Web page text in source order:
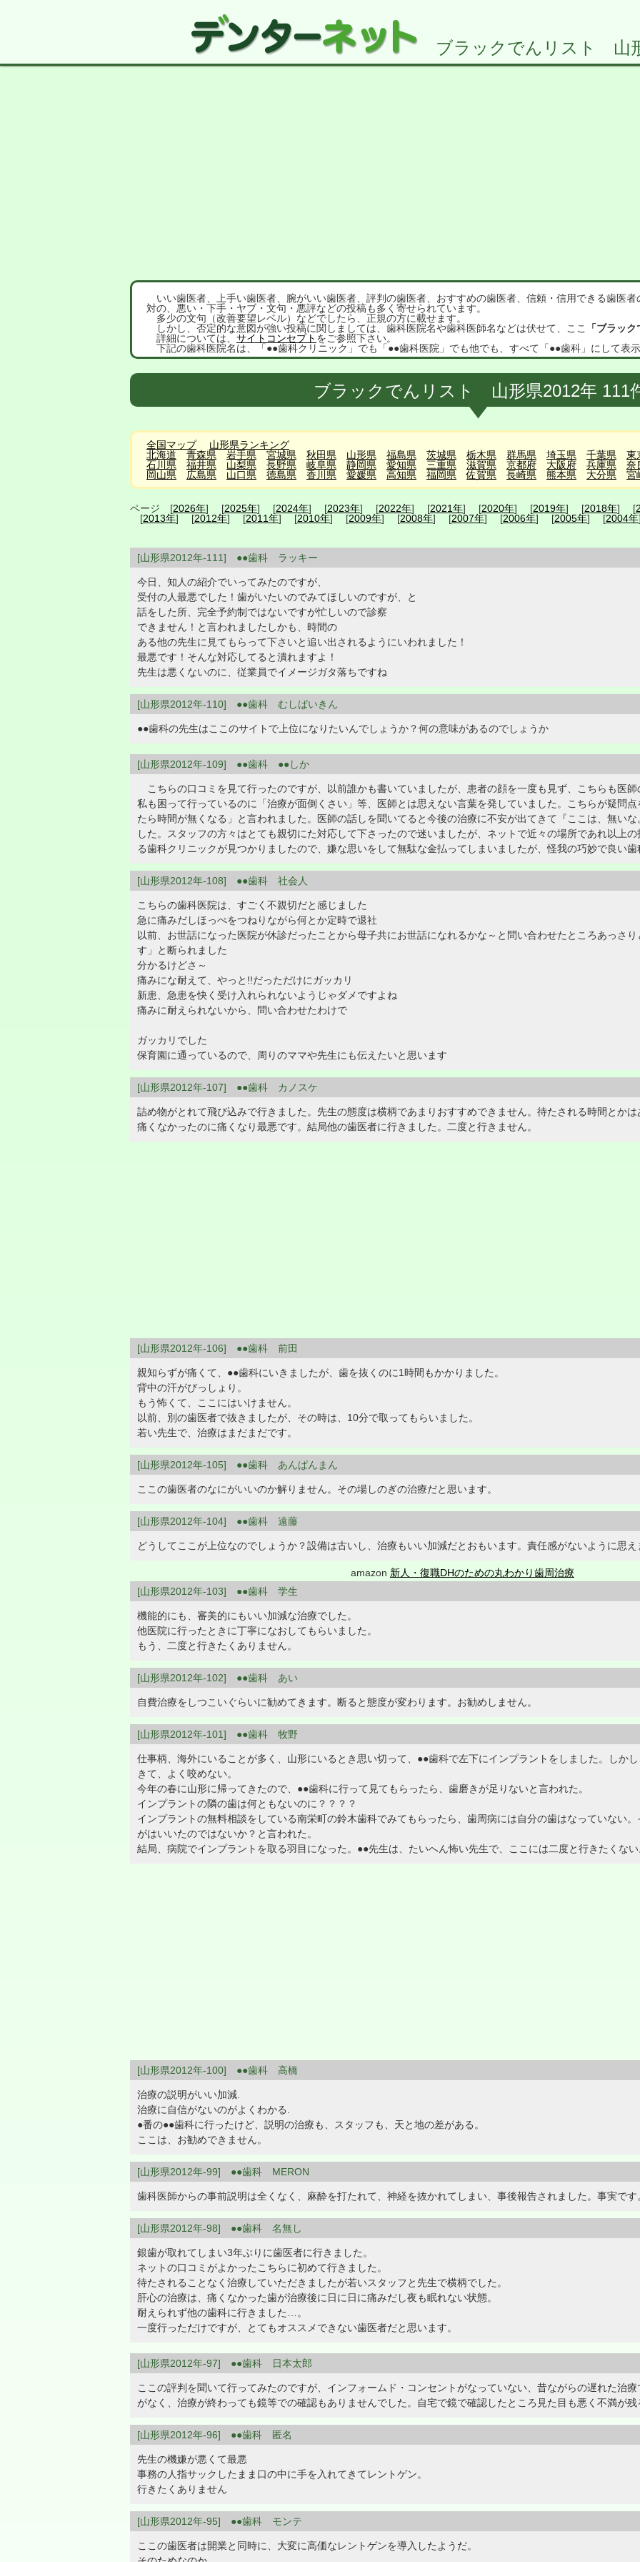
ブラックでんリスト 山
いい歯医者、上手い歯医者、腕がいい歯医者、評判の歯医者、おすすめの歯医者、信頼・信用できる歯医
対の、悪い・下手・ヤブ・文句・悪評などの投稿も多く寄せられています。
多少の文句（改善要望レベル）などでしたら、正規の方に載せます。
しかし、否定的な意図が強い投稿に関しましては、歯科医院名や歯科医師名などは伏せて、ここ
「ブラッ
詳細については、 サイトコンセプト をご参照下さい。
下記の歯科医院名は、「●●歯科クリニック」でも「●●歯科医院」でも他でも、すべて「●●歯科」にして表
ブラックでんリスト 山形県2012年 111
全国マップ
山形県ランキング
北海道
青森県 岩手県 宮城県 秋田県 山形県 福島県 茨城県 栃木県 群馬県 埼玉県 千葉県
東
石川県
福井県 山梨県 長野県 岐阜県 静岡県 愛知県 三重県 滋賀県 京都府 大阪府 兵庫県
奈
岡山県
広島県 山口県 徳島県 香川県 愛媛県 高知県 福岡県 佐賀県 長崎県 熊本県 大分県 宮
ページ [2026年] [2025年] [2024年] [2023年] [2022年] [2021年] [2020年] [2019年] [2018年] [
[2013年] [2012年] [2011年] [2010年] [2009年] [2008年] [2007年] [2006年] [2005年] [2004年
[山形県2012年-111] ●●歯科 ラッキー
今日、知人の紹介でいってみたのですが、
受付の人最悪でした！歯がいたいのでみてほしいのですが、と
話をした所、完全予約制ではないですが忙しいので診察
できません！と言われましたしかも、時間の
ある他の先生に見てもらって下さいと追い出されるようにいわれました！
最悪です！そんな対応してると潰れますよ！
先生は悪くないのに、従業員でイメージガタ落ちですね
[山形県2012年-110] ●●歯科 むしばいきん
●●歯科の先生はここのサイトで上位になりたいんでしょうか？何の意味があるのでしょうか
[山形県2012年-109] ●●歯科 ●●しか
こちらの口コミを見て行ったのですが、以前誰かも書いていましたが、患者の顔を一度も見ず、こちらも医
私も困って行っているのに「治療が面倒くさい」等、医師とは思えない言葉を発していました。こちらが疑問
たら時間が無くなる」と言われました。医師の話しを聞いてると今後の治療に不安が出てきて『ここは、無い
した。スタッフの方々はとても親切にた対応して下さったので迷いましたが、ネットで近々の場所であれ以上
る歯科クリニックが見つかりましたので、嫌な思いをして無駄な金払ってしまいましたが、怪我の巧妙で良い
[山形県2012年-108] ●●歯科 社会人
こちらの歯科医院は、すごく不親切だと感じました
急に痛みだしほっぺをつねりながら何とか定時で退社
以前、お世話になった医院が休診だったことから母子共にお世話になれるかな～と問い合わせたところあっさ
す」と断られました
分かるけどさ～
痛みにな耐えて、やっと!!だっただけにガッカリ
新患、急患を快く受け入れられないようじゃダメですよね
痛みに耐えられないから、問い合わせたわけで
ガッカリでした
保育園に通っているので、周りのママや先生にも伝えたいと思います
[山形県2012年-107] ●●歯科 カノスケ
詰め物がとれて飛び込みで行きました。先生の態度は横柄であまりおすすめできません。待たされる時間とか
痛くなかったのに痛くなり最悪です。結局他の歯医者に行きました。二度と行きません。
[山形県2012年-106] ●●歯科 前田
親知らずが痛くて、●●歯科にいきましたが、歯を抜くのに1時間もかかりました。
背中の汗がびっしょり。
もう怖くて、ここにはいけません。
以前、別の歯医者で抜きましたが、その時は、10分で取ってもらいました。
若い先生で、治療はまだまだです。
[山形県2012年-105] ●●歯科 あんぱんまん
ここの歯医者のなにがいいのか解りません。その場しのぎの治療だと思います。
[山形県2012年-104] ●●歯科 遠藤
どうしてここが上位なのでしょうか？設備は古いし、治療もいい加減だとおもいます。責任感がないように思え
amazon 新人・復職DHのための丸わかり歯周治療
[山形県2012年-103] ●●歯科 学生
機能的にも、審美的にもいい加減な治療でした。
他医院に行ったときに丁寧になおしてもらいました。
もう、二度と行きたくありません。
[山形県2012年-102] ●●歯科 あい
自費治療をしつこいぐらいに勧めてきます。断ると態度が変わります。お勧めしません。
[山形県2012年-101] ●●歯科 牧野
仕事柄、海外にいることが多く、山形にいるとき思い切って、●●歯科で左下にインプラントをしました。しか
きて、よく咬めない。
今年の春に山形に帰ってきたので、●●歯科に行って見てもらったら、歯磨きが足りないと言われた。
インプラントの隣の歯は何ともないのに？？？？
インプラントの無料相談をしている南栄町の鈴木歯科でみてもらったら、歯周病には自分の歯はなっていない
がはいいたのではないか？と言われた。
結局、病院でインプラントを取る羽目になった。●●先生は、たいへん怖い先生で、ここには二度と行きたくな
[山形県2012年-100] ●●歯科 高橋
治療の説明がいい加減.
治療に自信がないのがよくわかる.
●番の●●歯科に行ったけど、説明の治療も、スタッフも、天と地の差がある。
ここは、お勧めできません。
[山形県2012年-99] ●●歯科 MERON
歯科医師からの事前説明は全くなく、麻酔を打たれて、神経を抜かれてしまい、事後報告されました。事実です
[山形県2012年-98] ●●歯科 名無し
銀歯が取れてしまい3年ぶりに歯医者に行きました。
ネットの口コミがよかったこちらに初めて行きました。
待たされることなく治療していただきましたが若いスタッフと先生で横柄でした。
肝心の治療は、痛くなかった歯が治療後に日に日に痛みだし夜も眠れない状態。
耐えられず他の歯科に行きました…。
一度行っただけですが、とてもオススメできない歯医者だと思います。
[山形県2012年-97] ●●歯科 日本太郎
ここの評判を聞いて行ってみたのですが、インフォームド・コンセントがなっていない、昔ながらの遅れた治
がなく、治療が終わっても鏡等での確認もありませんでした。自宅で鏡で確認したところ見た目も悪く不満が
[山形県2012年-96] ●●歯科 匿名
先生の機嫌が悪くて最悪
事務の人指サックしたまま口の中に手を入れてきてレントゲン。
行きたくありません
[山形県2012年-95] ●●歯科 モンテ
ここの歯医者は開業と同時に、大変に高価なレントゲンを導入したようだ。